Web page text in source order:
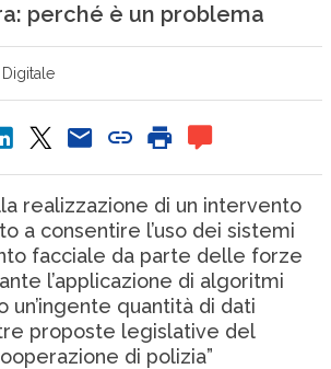
perché è un problema
realizzazione di un intervento
a consentire l’uso dei sistemi
facciale da parte delle forze
l’applicazione di algoritmi
un’ingente quantità di dati
proposte legislative del
di polizia”